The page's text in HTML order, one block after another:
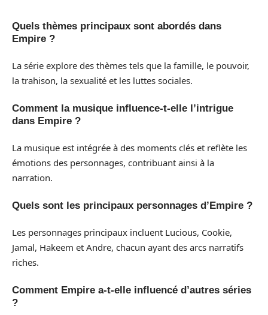
Quels thèmes principaux sont abordés dans
Empire ?
La série explore des thèmes tels que la famille, le pouvoir,
la trahison, la sexualité et les luttes sociales.
Comment la musique influence-t-elle l’intrigue
dans Empire ?
La musique est intégrée à des moments clés et reflète les
émotions des personnages, contribuant ainsi à la
narration.
Quels sont les principaux personnages d’Empire ?
Les personnages principaux incluent Lucious, Cookie,
Jamal, Hakeem et Andre, chacun ayant des arcs narratifs
riches.
Comment Empire a-t-elle influencé d’autres séries
?